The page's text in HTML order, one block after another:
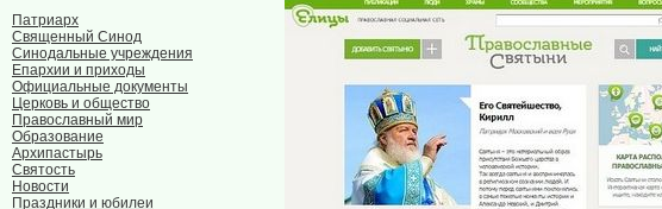
Патриарх
Священный Синод
Синодальные учреждения
Епархии и приходы
Официальные документы
Церковь и общество
Православный мир
Образование
Архипастырь
Святость
Новости
Праздники и юбилеи